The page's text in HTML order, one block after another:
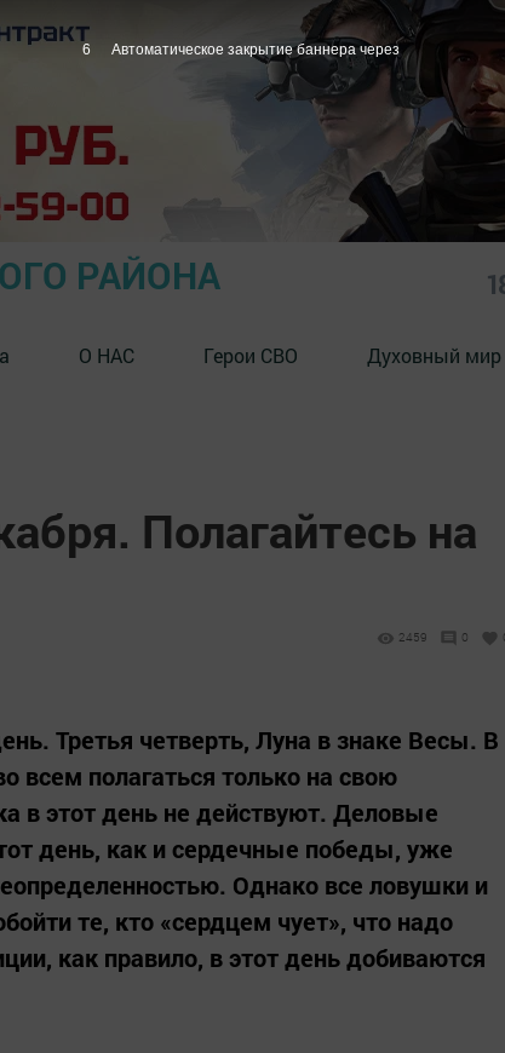
РАЙОНА
О НАС Герои СВО Духовный мир
Полагайтесь на
2459 0
Третья четверть, Луна в знаке Весы. В
всем полагаться только на свою
в этот день не действуют. Деловые
день, как и сердечные победы, уже
Однако все ловушки и
те, кто «сердцем чует», что надо
как правило, в этот день добиваются
5 Автоматическое закрытие баннера через